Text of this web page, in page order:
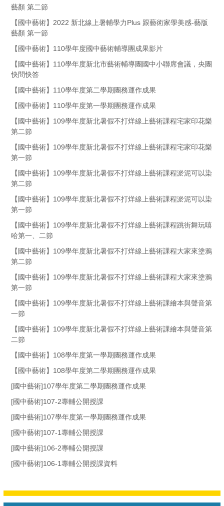
藝顏 第二節
【國中藝術】2022 新北線上暑輔學力Plus 跟藝術家學美感-藝版
藝顏 第一節
【國中藝術】110學年度國中藝術輔導團成果影片
【國中藝術】110學年度新北市藝術輔導團國中小聯席會議，央團
快問快答
【國中藝術】110學年度第二學期團務運作成果
【國中藝術】110學年度第一學期團務運作成果
【國中藝術】109學年度新北暑假不打烊線上藝術課程宅家印花樂
第二節
【國中藝術】109學年度新北暑假不打烊線上藝術課程宅家印花樂
第一節
【國中藝術】109學年度新北暑假不打烊線上藝術課程淤泥可以染
第二節
【國中藝術】109學年度新北暑假不打烊線上藝術課程淤泥可以染
第一節
【國中藝術】109學年度新北暑假不打烊線上藝術課程跳街舞玩嘻
哈第一、二節
【國中藝術】109學年度新北暑假不打烊線上藝術課程大家來塗鴉
第二節
【國中藝術】109學年度新北暑假不打烊線上藝術課程大家來塗鴉
第一節
【國中藝術】109學年度新北暑假不打烊線上藝術課繪本與聲音第
一節
【國中藝術】109學年度新北暑假不打烊線上藝術課繪本與聲音第
二節
【國中藝術】108學年度第一學期團務運作成果
【國中藝術】108學年度第二學期團務運作成果
[國中藝術]107學年度第二學期團務運作成果
[國中藝術]107-2專輔公開授課
[國中藝術]107學年度第一學期團務運作成果
[國中藝術]107-1專輔公開授課
[國中藝術]106-2專輔公開授課
[國中藝術]106-1專輔公開授課資料